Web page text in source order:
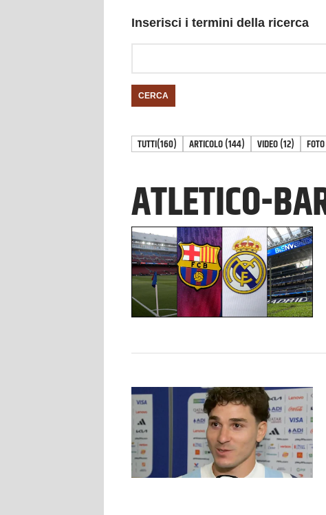
Inserisci i termini della ricerca
CERCA
TUTTI(160) ARTICOLO(144) VIDEO(12) FOTO
ATLETICO-